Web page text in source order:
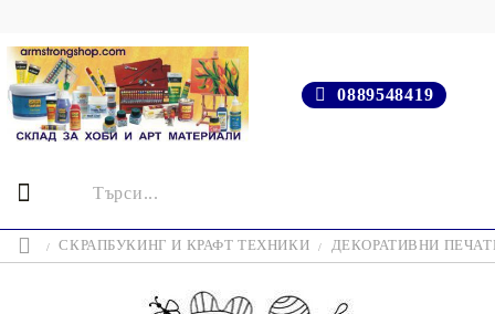
0889548419
СКРАПБУКИНГ И КРАФТ ТЕХНИКИ ДЕКОРАТИВНИ